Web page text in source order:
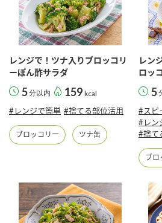
スープ
クイック調味料
ふりかけ
納豆
味ぽん
ぽん酢
かおりの蔵
つゆ
鍋なび
納豆のサイト
PIN印
千夜
スペシャルサイト
企業理念
ミツカンの歴史
ミツカンを知る
環境への取り組み
水の文化センター（ア
ZENB initiative
MIM（ミツカンミュー
採用情報
ニュースリリース
お客様相談センター
よくあるご質問
レンジで！ツナ入りブロッコリ
ーぽん酢サラダ
5分以内 159 kcal
#レンジで簡単 #捨てる部位活用
ブロッコリー ツナ缶
レン
ロッ
5
#スピ
#レン
#捨て
ブロ